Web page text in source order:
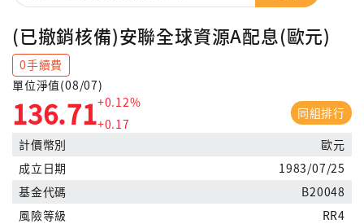
(已撤銷核備)安聯全球資源A配息(歐元)
0手續費
單位淨值(08/07)
136.71+0.12%
+0.17
同組排行
計價幣別
歐元
成立日期
1983/07/25
基金代碼
B20048
風險等級
RR4